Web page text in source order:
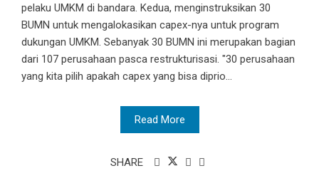
pelaku UMKM di bandara. Kedua, menginstruksikan 30
BUMN untuk mengalokasikan capex-nya untuk program
dukungan UMKM. Sebanyak 30 BUMN ini merupakan bagian
dari 107 perusahaan pasca restrukturisasi. "30 perusahaan
yang kita pilih apakah capex yang bisa diprio...
Read More
SHARE